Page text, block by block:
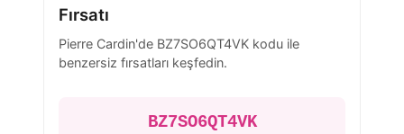
Fırsatı
Pierre Cardin'de BZ7SO6QT4VK kodu ile
benzersiz fırsatları keşfedin.
BZ7SO6QT4VK